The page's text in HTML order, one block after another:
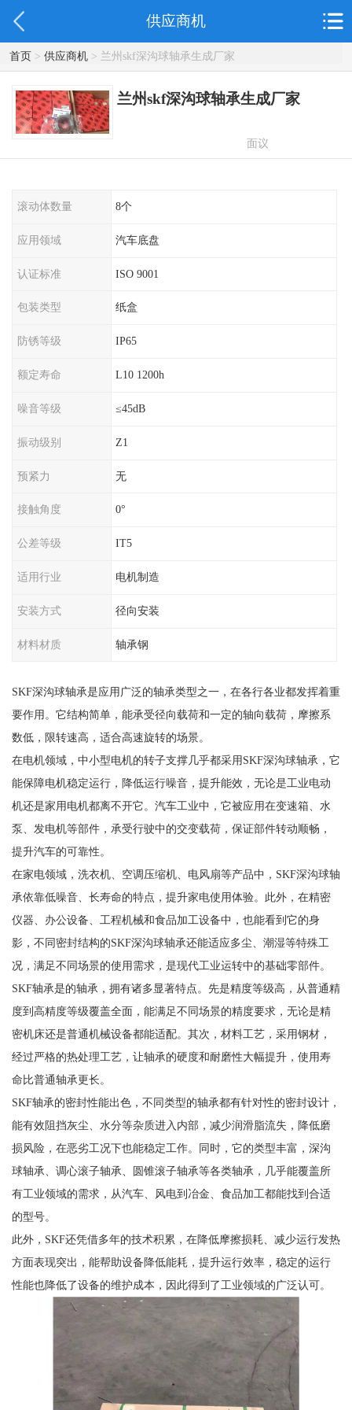
供应商机
首页> 供应商机> 兰州skf深沟球轴承生成厂家
兰州skf深沟球轴承生成厂家
面议
滚动体数量 8个
应用领域 汽车底盘
认证标准 ISO 9001
包装类型 纸盒
防锈等级 IP65
额定寿命 L10 1200h
噪音等级 ≤45dB
振动级别 Z1
预紧力 无
接触角度 0°
公差等级 IT5
适用行业 电机制造
安装方式 径向安装
材料材质 轴承钢
SKF深沟球轴承是应用广泛的轴承类型之一，在各行各业都发挥着重
要作用。它结构简单，能承受径向载荷和一定的轴向载荷，摩擦系
数低，限转速高，适合高速旋转的场景。
在电机领域，中小型电机的转子支撑几乎都采用SKF深沟球轴承，它
能保障电机稳定运行，降低运行噪音，提升能效，无论是工业电动
机还是家用电机都离不开它。汽车工业中，它被应用在变速箱、水
泵、发电机等部件，承受行驶中的交变载荷，保证部件转动顺畅，
提升汽车的可靠性。
在家电领域，洗衣机、空调压缩机、电风扇等产品中，SKF深沟球轴
承依靠低噪音、长寿命的特点，提升家电使用体验。此外，在精密
仪器、办公设备、工程机械和食品加工设备中，也能看到它的身
影，不同密封结构的SKF深沟球轴承还能适应多尘、潮湿等特殊工
况，满足不同场景的使用需求，是现代工业运转中的基础零部件。
SKF轴承是的轴承，拥有诸多显著特点。先是精度等级高，从普通精
度到高精度等级覆盖全面，能满足不同场景的精度要求，无论是精
密机床还是普通机械设备都能适配。其次，材料工艺，采用钢材，
经过严格的热处理工艺，让轴承的硬度和耐磨性大幅提升，使用寿
命比普通轴承更长。
SKF轴承的密封性能出色，不同类型的轴承都有针对性的密封设计，
能有效阻挡灰尘、水分等杂质进入内部，减少润滑脂流失，降低磨
损风险，在恶劣工况下也能稳定工作。同时，它的类型丰富，深沟
球轴承、调心滚子轴承、圆锥滚子轴承等各类轴承，几乎能覆盖所
有工业领域的需求，从汽车、风电到冶金、食品加工都能找到合适
的型号。
此外，SKF还凭借多年的技术积累，在降低摩擦损耗、减少运行发热
方面表现突出，能帮助设备降低能耗，提升运行效率，稳定的运行
性能也降低了设备的维护成本，因此得到了工业领域的广泛认可。